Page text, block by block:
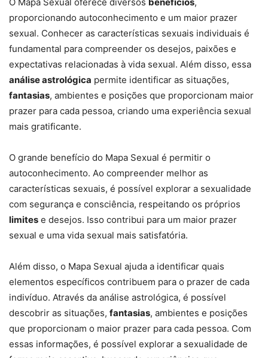
O Mapa Sexual oferece diversos benefícios,
proporcionando autoconhecimento e um maior prazer
sexual. Conhecer as características sexuais individuais é
fundamental para compreender os desejos, paixões e
expectativas relacionadas à vida sexual. Além disso, essa
análise astrológica permite identificar as situações,
fantasias, ambientes e posições que proporcionam maior
prazer para cada pessoa, criando uma experiência sexual
mais gratificante.
O grande benefício do Mapa Sexual é permitir o
autoconhecimento. Ao compreender melhor as
características sexuais, é possível explorar a sexualidade
com segurança e consciência, respeitando os próprios
limites e desejos. Isso contribui para um maior prazer
sexual e uma vida sexual mais satisfatória.
Além disso, o Mapa Sexual ajuda a identificar quais
elementos específicos contribuem para o prazer de cada
indivíduo. Através da análise astrológica, é possível
descobrir as situações, fantasias, ambientes e posições
que proporcionam o maior prazer para cada pessoa. Com
essas informações, é possível explorar a sexualidade de